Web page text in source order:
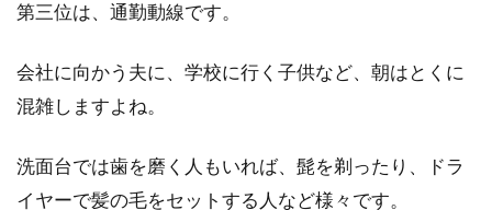
いというデ...
第三位は、通勤動線です。
会社に向かう夫に、学校に行く子供など、朝はとくに
混雑しますよね。
洗面台では歯を磨く人もいれば、髭を剃ったり、ドラ
イヤーで髪の毛をセットする人など様々です。